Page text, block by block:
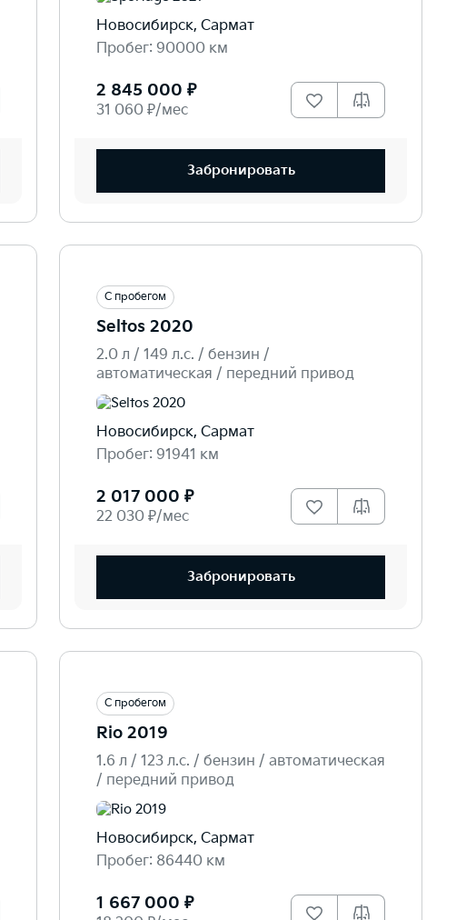
Новосибирск, Сармат
Пробег: 90000 км
2 845 000 ₽
31 060 ₽/мес
Забронировать
С пробегом
Seltos 2020
2.0 л / 149 л.c. / бензин /
автоматическая / передний привод
Новосибирск, Сармат
Пробег: 91941 км
2 017 000 ₽
22 030 ₽/мес
Забронировать
С пробегом
Rio 2019
1.6 л / 123 л.c. / бензин / автоматическая
/ передний привод
Новосибирск, Сармат
Пробег: 86440 км
1 667 000 ₽